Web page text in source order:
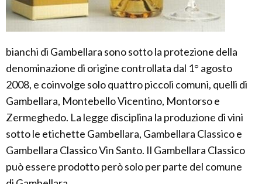
bianchi di Gambellara sono sotto la protezione della
denominazione di origine controllata dal 1° agosto
2008, e coinvolge solo quattro piccoli comuni, quelli di
Gambellara, Montebello Vicentino, Montorso e
Zermeghedo. La legge disciplina la produzione di vini
sotto le etichette Gambellara, Gambellara Classico e
Gambellara Classico Vin Santo. Il Gambellara Classico
può essere prodotto però solo per parte del comune